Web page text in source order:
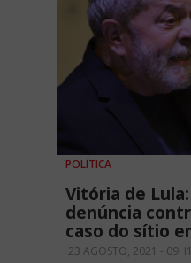
POLÍTICA
Vitória de
denúncia
caso do sítio
23 AGOSTO, 2021 -